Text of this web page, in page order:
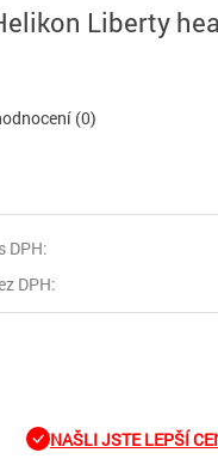
Liberty
(0)
DPH:
DPH:
NAŠLI JSTE LEPŠÍ